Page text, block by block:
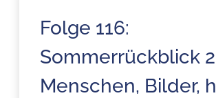
Folge 116:
Sommerrückblick
Menschen, Bilder,